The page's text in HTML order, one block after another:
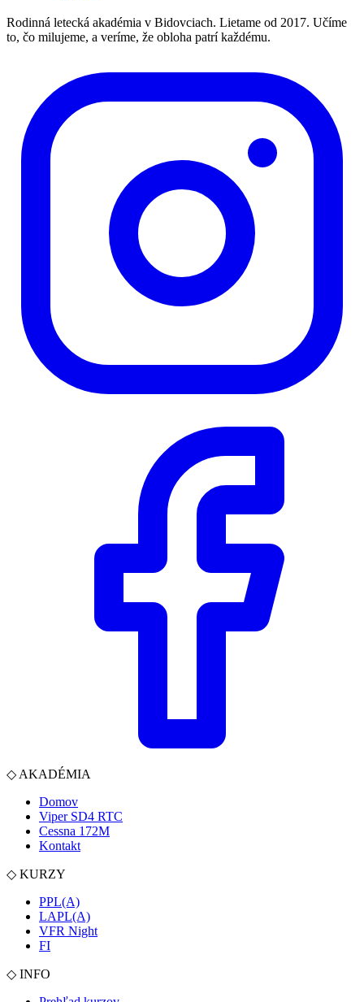
Rodinná letecká akadémia v Bidovciach. Lietame od 2017. Učíme
to, čo milujeme, a veríme, že obloha patrí každému.
◇AKADÉMIA
Domov
Viper SD4 RTC
Cessna 172M
Kontakt
◇ KURZY
PPL(A)
LAPL(A)
VFR Night
FI
◇ INFO